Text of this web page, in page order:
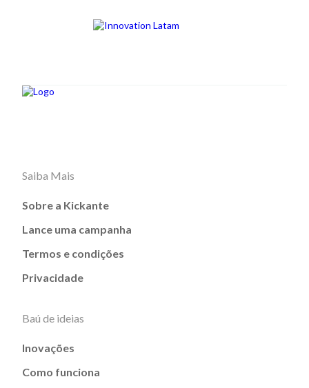
Saiba Mais
Sobre a Kickante
Lance uma campanha
Termos e condições
Privacidade
Baú de ideias
Inovações
Como funciona